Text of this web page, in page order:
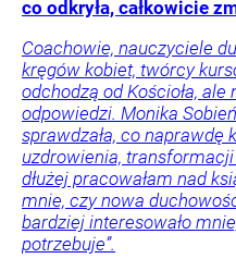
co odkryła, całkowicie
Coachowie, nauczyciele
kręgów kobiet, twórcy
odchodzą od Kościoła,
odpowiedzi. Monika
sprawdzała, co naprawdę
uzdrowienia,
dłużej pracowałam nad
mnie, czy nowa
bardziej interesowało
potrzebuje”.